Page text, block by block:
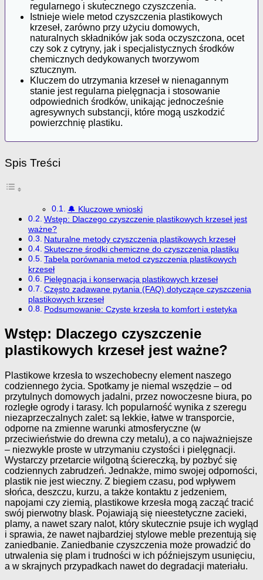
regularnego i skutecznego czyszczenia.
Istnieje wiele metod czyszczenia plastikowych
krzeseł, zarówno przy użyciu domowych,
naturalnych składników jak soda oczyszczona, ocet
czy sok z cytryny, jak i specjalistycznych środków
chemicznych dedykowanych tworzywom
sztucznym.
Kluczem do utrzymania krzeseł w nienagannym
stanie jest regularna pielęgnacja i stosowanie
odpowiednich środków, unikając jednocześnie
agresywnych substancji, które mogą uszkodzić
powierzchnię plastiku.
Spis Treści
🔔 Kluczowe wnioski
Wstęp: Dlaczego czyszczenie plastikowych krzeseł jest
ważne?
Naturalne metody czyszczenia plastikowych krzeseł
Skuteczne środki chemiczne do czyszczenia plastiku
Tabela porównania metod czyszczenia plastikowych
krzeseł
Pielęgnacja i konserwacja plastikowych krzeseł
Często zadawane pytania (FAQ) dotyczące czyszczenia
plastikowych krzeseł
Podsumowanie: Czyste krzesła to komfort i estetyka
Wstęp: Dlaczego czyszczenie
plastikowych krzeseł jest ważne?
Plastikowe krzesła to wszechobecny element naszego
codziennego życia. Spotkamy je niemal wszędzie – od
przytulnych domowych jadalni, przez nowoczesne biura, po
rozległe ogrody i tarasy. Ich popularność wynika z szeregu
niezaprzeczalnych zalet: są lekkie, łatwe w transporcie,
odporne na zmienne warunki atmosferyczne (w
przeciwieństwie do drewna czy metalu), a co najważniejsze
– niezwykle proste w utrzymaniu czystości i pielęgnacji.
Wystarczy przetarcie wilgotną ściereczką, by pozbyć się
codziennych zabrudzeń. Jednakże, mimo swojej odporności,
plastik nie jest wieczny. Z biegiem czasu, pod wpływem
słońca, deszczu, kurzu, a także kontaktu z jedzeniem,
napojami czy ziemią, plastikowe krzesła mogą zacząć tracić
swój pierwotny blask. Pojawiają się nieestetyczne zacieki,
plamy, a nawet szary nalot, który skutecznie psuje ich wygląd
i sprawia, że nawet najbardziej stylowe meble prezentują się
zaniedbanie. Zaniedbanie czyszczenia może prowadzić do
utrwalenia się plam i trudności w ich późniejszym usunięciu,
a w skrajnych przypadkach nawet do degradacji materiału.